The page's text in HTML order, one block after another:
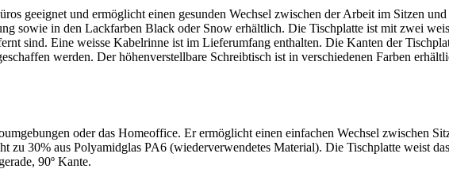
geeignet und ermöglicht einen gesunden Wechsel zwischen der Arbeit im Sitzen
sowie in den Lackfarben Black oder Snow erhältlich. Die Tischplatte ist mit zwei
sind. Eine weisse Kabelrinne ist im Lieferumfang enthalten. Die Kanten der
werden. Der höhenverstellbare Schreibtisch ist in verschiedenen Farben
oder das Homeoffice. Er ermöglicht einen einfachen Wechsel zwischen
zu 30% aus Polyamidglas PA6 (wiederverwendetes Material). Die Tischplatte weist
90º Kante.